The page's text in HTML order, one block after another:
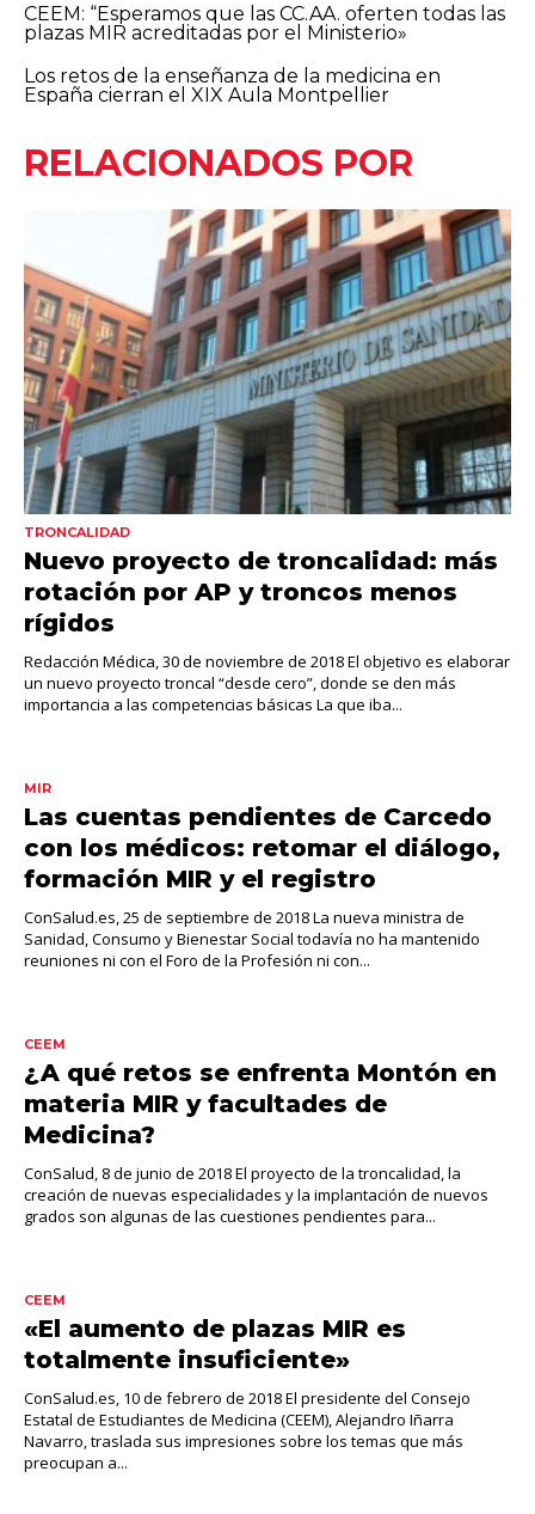
CEEM: “Esperamos que las CC.AA. oferten todas las
plazas MIR acreditadas por el Ministerio»
Los retos de la enseñanza de la medicina en
España cierran el XIX Aula Montpellier
RELACIONADOS POR
TRONCALIDAD
Nuevo proyecto de troncalidad: más
rotación por AP y troncos menos
rígidos
Redacción Médica, 30 de noviembre de 2018 El objetivo es elaborar
un nuevo proyecto troncal “desde cero”, donde se den más
importancia a las competencias básicas La que iba...
MIR
Las cuentas pendientes de Carcedo
con los médicos: retomar el diálogo,
formación MIR y el registro
ConSalud.es, 25 de septiembre de 2018 La nueva ministra de
Sanidad, Consumo y Bienestar Social todavía no ha mantenido
reuniones ni con el Foro de la Profesión ni con...
CEEM
¿A qué retos se enfrenta Montón en
materia MIR y facultades de
Medicina?
ConSalud, 8 de junio de 2018 El proyecto de la troncalidad, la
creación de nuevas especialidades y la implantación de nuevos
grados son algunas de las cuestiones pendientes para...
CEEM
«El aumento de plazas MIR es
totalmente insuficiente»
ConSalud.es, 10 de febrero de 2018 El presidente del Consejo
Estatal de Estudiantes de Medicina (CEEM), Alejandro Iñarra
Navarro, traslada sus impresiones sobre los temas que más
preocupan a...